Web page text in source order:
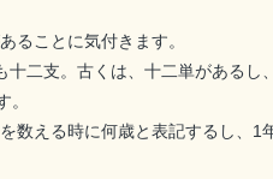
ることに気付きます。
二支。古くは、十二単がある
える時に何歳と表記するし、1